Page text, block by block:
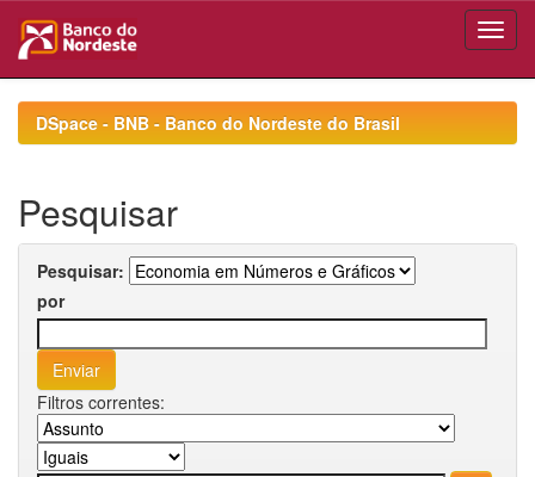
navigationDSpace - BNB - Banco do Nordeste do Brasil
Pesquisar
Pesquisar:
por
Filtros correntes: